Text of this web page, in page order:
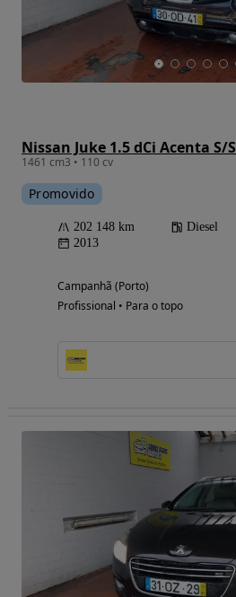
Nissan Juke 1.5 dCi Acenta S/S
1461 cm3 • 110 cv
Promovido
202 148 km Diesel
2013
Campanhã (Porto)
Profissional • Para o topo